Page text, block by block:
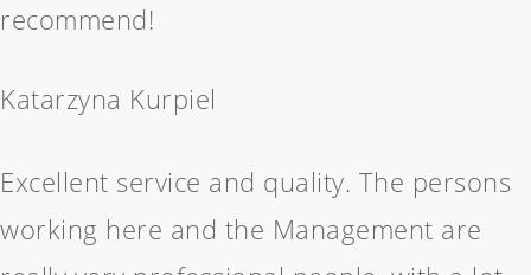
recommend!
Katarzyna Kurpiel
Excellent service and quality. The persons
working here and the Management are